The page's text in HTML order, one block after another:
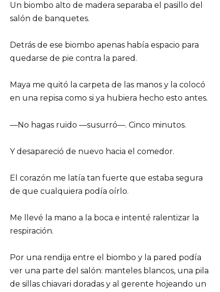
Un biombo alto de madera separaba el pasillo del
salón de banquetes.
Detrás de ese biombo apenas había espacio para
quedarse de pie contra la pared.
Maya me quitó la carpeta de las manos y la colocó
en una repisa como si ya hubiera hecho esto antes.
—No hagas ruido —susurró—. Cinco minutos.
Y desapareció de nuevo hacia el comedor.
El corazón me latía tan fuerte que estaba segura
de que cualquiera podía oírlo.
Me llevé la mano a la boca e intenté ralentizar la
respiración.
Por una rendija entre el biombo y la pared podía
ver una parte del salón: manteles blancos, una pila
de sillas chiavari doradas y al gerente hojeando un